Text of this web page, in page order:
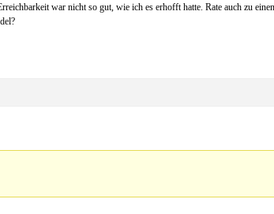
war nicht so gut, wie ich es erhofft hatte. Rate auch zu